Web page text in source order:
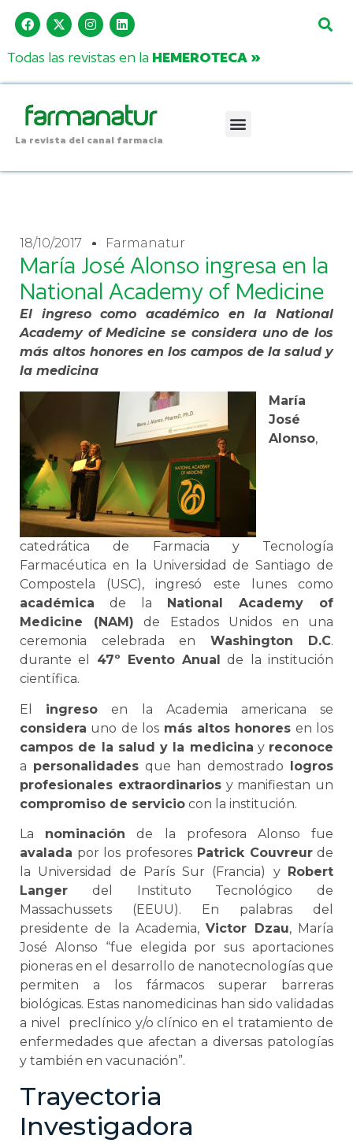
Todas las revistas en la HEMEROTECA »
La revista del canal farmacia
18/10/2017 Farmanatur
María José Alonso ingresa en la
National Academy of Medicine
El ingreso como académico en la National
Academy of Medicine se considera uno de los
más altos honores en los campos de la salud y
la medicina
María
José
Alonso,
catedrática de Farmacia y Tecnología
Farmacéutica en la Universidad de Santiago de
Compostela (USC), ingresó este lunes como
académica de la National Academy of
Medicine (NAM) de Estados Unidos en una
ceremonia celebrada en Washington D.C.
durante el 47º Evento Anual de la institución
científica.
El ingreso en la Academia americana se
considera uno de los más altos honores en los
campos de la salud y la medicina y reconoce
a personalidadesque han demostrado logros
profesionales extraordinariosy manifiestan un
compromiso de servicio con la institución.
La nominación de la profesora Alonso fue
avalada por los profesoresPatrick Couvreurde
la Universidad de París Sur (Francia) y Robert
Langer del Instituto Tecnológico de
Massachussets (EEUU). En palabras del
presidente de la Academia,Victor Dzau, María
José Alonso “fue elegida por sus aportaciones
pioneras en el desarrollo de nanotecnologías que
permiten a los fármacos superar barreras
biológicas. Estas nanomedicinas han sido validadas
a nivel preclínico y/o clínico en el tratamiento de
enfermedades que afectan a diversas patologías
y también en vacunación”.
Trayectoria
Investigadora